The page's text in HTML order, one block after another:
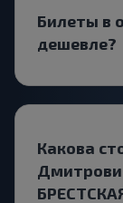
Билеты в
дешевле?
Какова